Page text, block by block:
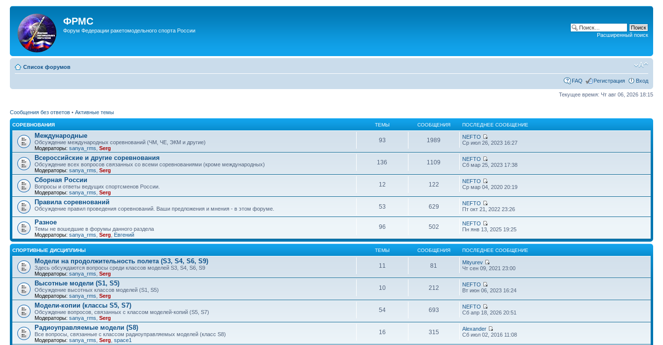
ФРМС
Форум Федерации ракетомодельного спорта России
Расширенный поиск
Список форумов
FAQ Регистрация Вход
Текущее время: Чт авг 06, 2026 18:15
Сообщения без ответов • Активные темы
СОРЕВНОВАНИЯ ТЕМЫ СООБЩЕНИЯ ПОСЛЕДНЕЕ СООБЩЕНИЕ
Международные
Обсуждение международных соревнований (ЧМ, ЧЕ, ЭКМ и другие)
Модераторы: sanya_rms Serg
93 1989
NEFTO
Ср июл 26, 2023 16:27
Всероссийские и другие соревнования
Обсуждение всех вопросов связанных со всеми соревнованиями (кроме международных)
Модераторы: sanya_rms Serg
136 1109
NEFTO
Сб мар 25, 2023 17:38
Сборная России
Вопросы и ответы ведущих спортсменов России.
Модераторы: sanya_rms Serg
12 122
NEFTO
Ср мар 04, 2020 20:19
Правила соревнований
Обсуждение правил проведения соревнований. Ваши предложения и мнения - в этом форуме. 53 629
NEFTO
Пт окт 21, 2022 23:26
Разное
Темы не вошедшие в форумы данного раздела
Модераторы: sanya_rms Serg Евгений
96 502
NEFTO
Пн янв 13, 2025 19:25
СПОРТИВНЫЕ ДИСЦИПЛИНЫ ТЕМЫ СООБЩЕНИЯ ПОСЛЕДНЕЕ СООБЩЕНИЕ
Модели на продолжительность полета (S3, S4, S6, S9)
Здесь обсуждаются вопросы среди классов моделей S3, S4, S6, S9
Модераторы: sanya_rms Serg
11 81
Mityurev
Чт сен 09, 2021 23:00
Высотные модели (S1, S5)
Обсуждение высотных классов моделей (S1, S5)
Модераторы: sanya_rms Serg
10 212
NEFTO
Вт июн 06, 2023 16:24
Модели-копии (классы S5, S7)
Обсуждение вопросов, связанных с классом моделей-копий (S5, S7)
Модераторы: sanya_rms Serg
54 693
NEFTO
Сб апр 18, 2026 20:51
Радиоуправляемые модели (S8)
Все вопросы, связанные с классом радиоуправляемых моделей (класс S8)
Модераторы: sanya_rms Serg space1
16 315
Alexander
Сб июл 02, 2016 11:08